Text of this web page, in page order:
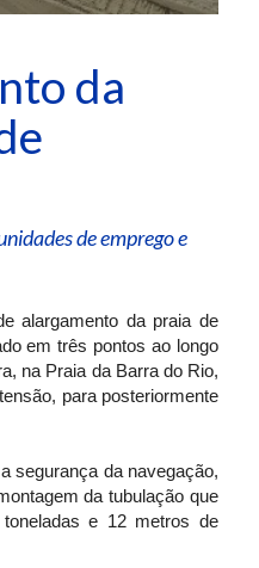
da
de emprego e
alargamento da praia de
em três pontos ao longo
na Praia da Barra do Rio,
para posteriormente
segurança da navegação,
da tubulação que
e 12 metros de